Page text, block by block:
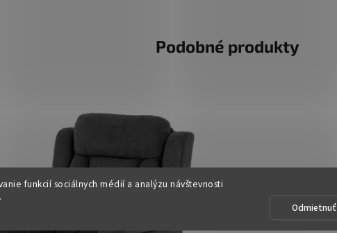
funkcií sociálnych médií a analýzu návštevnosti
.
Odmietnuť
Podobné produkty